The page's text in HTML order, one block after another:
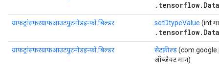
ग्राफट्रांसफरग्राफआउटपुटनोडइन्फो.बिल्डर setDtypeValue (int
ग्राफट्रांसफरग्राफआउटपुटनोडइन्फो.बिल्डर सेटफ़ील्ड
ऑब्जेक्ट मान)